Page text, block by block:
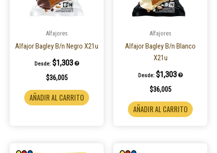
Alfajores
Alfajor Bagley B/n Negro X21u
Desde: $1,303
$36,005
AÑADIR AL CARRITO
Alfajores
Alfajor Bagley B/n Blanco
X21u
Desde: $1,303
$36,005
AÑADIR AL CARRITO